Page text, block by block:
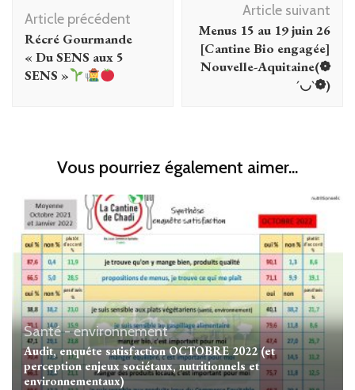
d'article
Article précédent
Récré Gourmande
« Du SENS aux 5
SENS »
Article suivant
Menus 15 au 19 juin 26
[Cantine Bio engagée]
Nouvelle-Aquitaine(❁
´◡`❁)
Vous pourriez également aimer...
Santé - environnement
Audit, enquête satisfaction OCTOBRE 2022 (et
perception enjeux sociétaux, nutritionnels et
environnementaux)